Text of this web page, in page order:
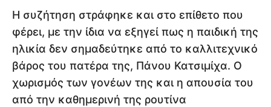
Η συζήτηση στράφηκε και στο επίθετο που
φέρει, με την ίδια να εξηγεί πως η παιδική της
ηλικία δεν σημαδεύτηκε από το καλλιτεχνικό
βάρος του πατέρα της, Πάνου Κατσιμίχα. Ο
χωρισμός των γονέων της και η απουσία του
από την καθημερινή της ρουτίνα